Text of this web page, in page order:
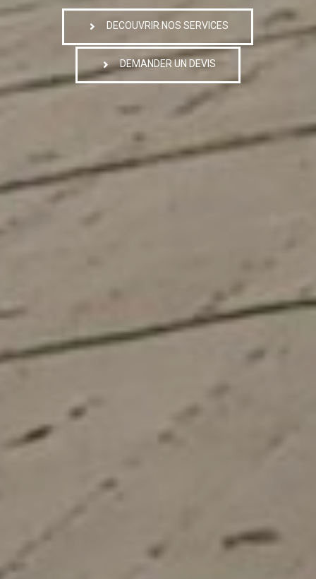
DECOUVRIR NOS SERVICES
DEMANDER UN DEVIS